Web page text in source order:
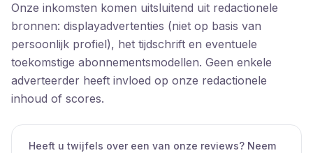
Onze inkomsten komen uitsluitend uit redactionele
bronnen: displayadvertenties (niet op basis van
persoonlijk profiel), het tijdschrift en eventuele
toekomstige abonnementsmodellen. Geen enkele
adverteerder heeft invloed op onze redactionele
inhoud of scores.
Heeft u twijfels over een van onze reviews? Neem